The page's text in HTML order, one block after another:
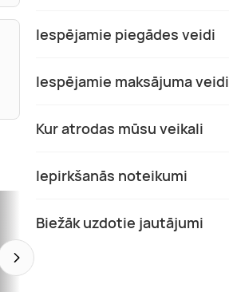
Iespējamie piegādes veidi
Iespējamie maksājuma veidi
Kur atrodas mūsu veikali
Iepirkšanās noteikumi
Biežāk uzdotie jautājumi